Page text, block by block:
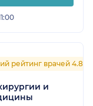
рейтинг врачей 4.8
и